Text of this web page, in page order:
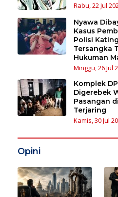
Rabu, 22 Jul
Nyawa
Kasus
Polisi
Tersangka
Hukuman
Minggu, 26 Jul
Komplek
Digerebek
Pasangan
Terjaring
Kamis, 30 Jul
Opini